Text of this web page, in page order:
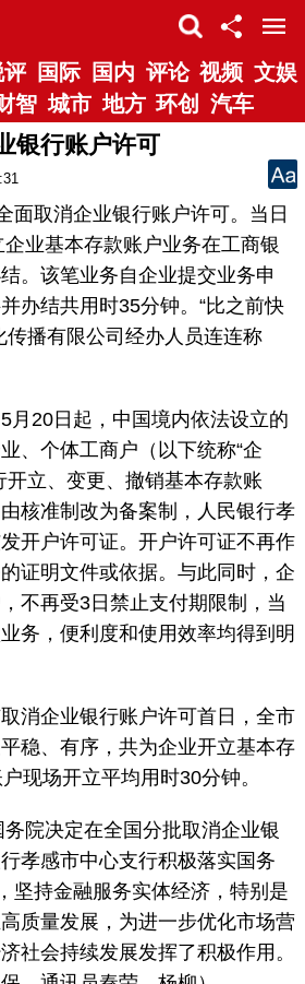
评 国际 国内 评论 视频 文娱
智 城市 地方 环创 汽车
银行账户许可
取消企业银行账户许可。当日
业基本存款账户业务在工商银
。该笔业务自企业提交业务申
办结共用时35分钟。“比之前快
传播有限公司经办人员连连称
20日起，中国境内依法设立的
、个体工商户（以下统称“企
开立、变更、撤销基本存款账
核准制改为备案制，人民银行孝
开户许可证。开户许可证不再作
证明文件或依据。与此同时，企
不再受3日禁止支付期限制，当
务，便利度和使用效率均得到明
企业银行账户许可首日，全市
稳、有序，共为企业开立基本存
现场开立平均用时30分钟。
决定在全国分批取消企业银
孝感市中心支行积极落实国务
坚持金融服务实体经济，特别是
质量发展，为进一步优化市场营
社会持续发展发挥了积极作用。